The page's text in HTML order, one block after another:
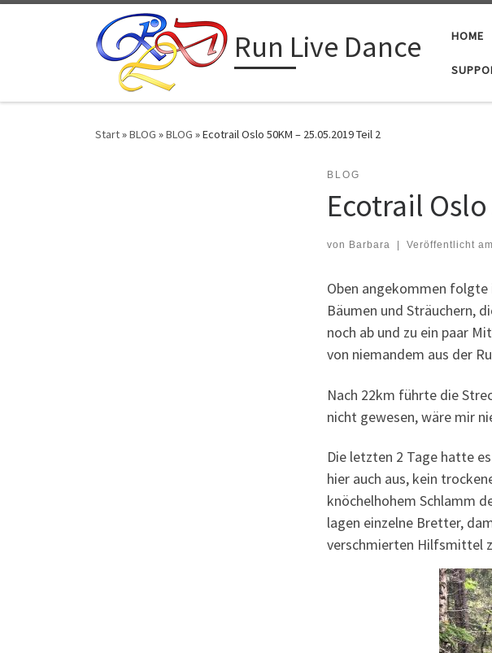
Zum Inhalt springen
Run Live Dance HOME
Start»BLOG »BLOG »Ecotrail Oslo 50KM – 25.05.2019 Teil 2
BLOG
Ecotrail
von Barbara Veröffentlicht am
Oben angekommen
Bäumen und Sträuchern,
noch ab und zu ein paar
von niemandem aus der
Nach 22km führte die
nicht gewesen, wäre mir
Die letzten 2 Tage hatte
hier auch aus, kein
knöchelhohem Schlamm
lagen einzelne Bretter,
verschmierten Hilfsmittel